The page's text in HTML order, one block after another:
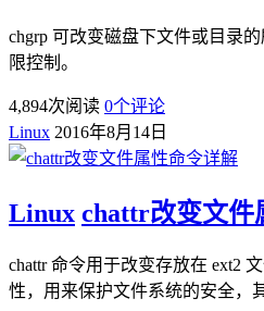
chgrp 可改变磁盘下文件或目录
限控制。
4,894次阅读 0个评论
Linux 2016年8月14日
Linux chattr改变文件
chattr 命令用于改变存放在 ext2
性，用来保护文件系统的安全，